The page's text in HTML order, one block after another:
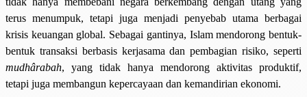
terus menumpuk, tetapi juga menjadi penyebab utama berbagai
krisis keuangan global. Sebagai gantinya, Islam mendorong bentuk-
bentuk transaksi berbasis kerjasama dan pembagian risiko, seperti
mudhârabah, yang tidak hanya mendorong aktivitas produktif,
tetapi juga membangun kepercayaan dan kemandirian ekonomi.